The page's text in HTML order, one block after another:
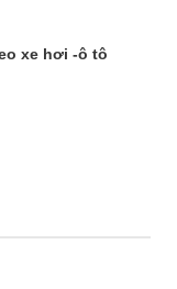
xe hơi -ô tô